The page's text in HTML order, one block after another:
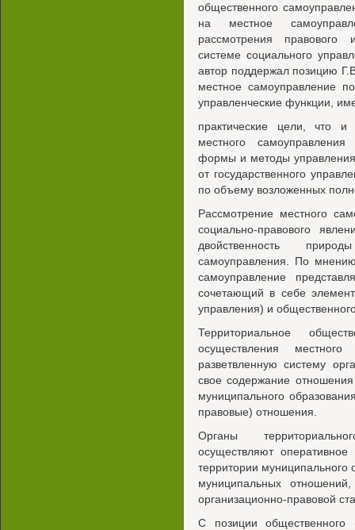
общественного
на местное
рассмотрения правового
системе социального
автор поддержал позицию
местное самоуправление
управленческие функции,
практические цели, что и
местного
формы и методы
от государственного
по объему возложенных
Рассмотрение местного
социально-правового
двойственность
самоуправления. По
самоуправление
сочетающий в себе
управления) и
Территориальное
осуществления
разветвленную систему
свое содержание
муниципального
правовые) отношения.
Органы
осуществляют
территории муниципального
муниципальных
организационно-правовой
С позиции общественного